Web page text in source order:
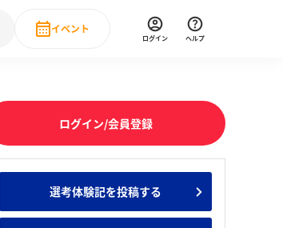
業ランキング みんなのインターン人気企業ランキ
インタビュー
イベント
直近のイベント一覧
ログイン ヘルプ
ログイン/会員登録
選考体験記を投稿する